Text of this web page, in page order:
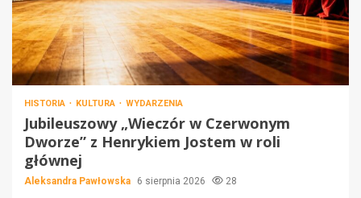
HISTORIA KULTURA WYDARZENIA
Jubileuszowy „Wieczór w Czerwonym
Dworze” z Henrykiem Jostem w roli
głównej
Aleksandra Pawłowska 6 sierpnia 2026 28